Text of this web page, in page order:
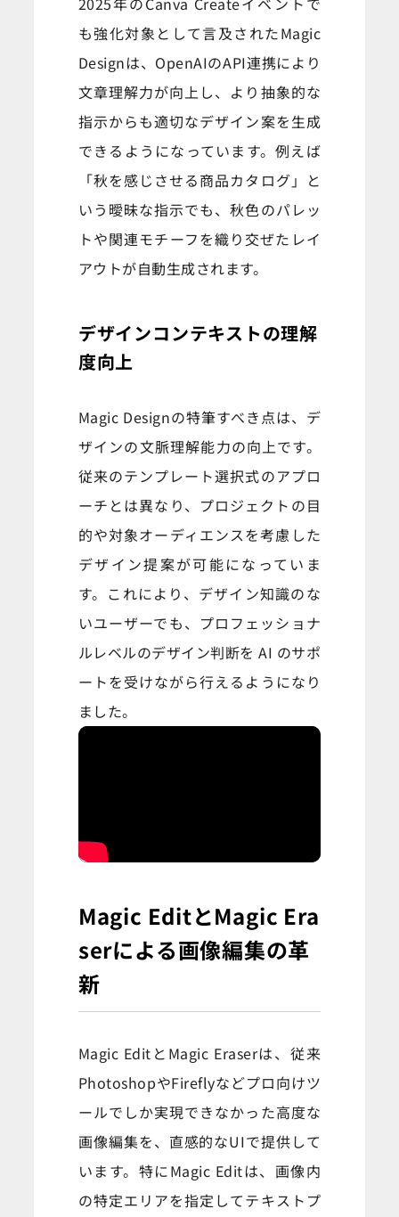
も強化対象として言及されたMagic
Designは、OpenAIのAPI連携により
文章理解力が向上し、より抽象的な
指示からも適切なデザイン案を生成
できるようになっています。例えば
「秋を感じさせる商品カタログ」と
いう曖昧な指示でも、秋色のパレッ
トや関連モチーフを織り交ぜたレイ
アウトが自動生成されます。
デザインコンテキストの理解
度向上
Magic Designの特筆すべき点は、デ
ザインの文脈理解能力の向上です。
従来のテンプレート選択式のアプロ
ーチとは異なり、プロジェクトの目
的や対象オーディエンスを考慮した
デザイン提案が可能になっていま
す。これにより、デザイン知識のな
いユーザーでも、プロフェッショナ
ルレベルのデザイン判断を AI のサポ
ートを受けながら行えるようになり
ました。
Magic EditとMagic Era
serによる画像編集の革
新
Magic EditとMagic Eraserは、従来
PhotoshopやFireflyなどプロ向けツ
ールでしか実現できなかった高度な
画像編集を、直感的なUIで提供して
います。特にMagic Editは、画像内
の特定エリアを指定してテキストプ